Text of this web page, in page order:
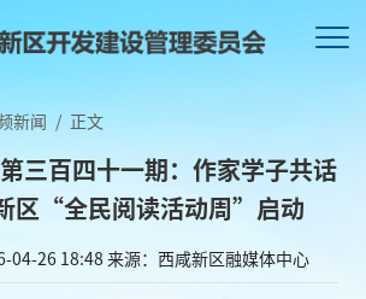
新闻 / 正文
三百四十一期：作家学子共话
区“全民阅读活动周”启动
04-26 18:48来源：西咸新区融媒体中心